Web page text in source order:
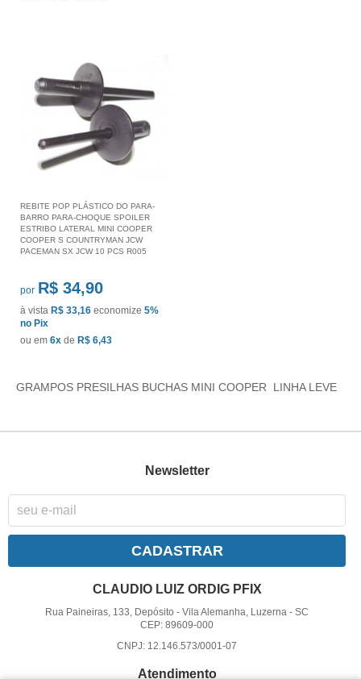
REBITE POP PLÁSTICO DO PARA-
BARRO PARA-CHOQUE SPOILER
ESTRIBO LATERAL MINI COOPER
COOPER S COUNTRYMAN JCW
PACEMAN SX JCW 10 PCS R005
por R$ 34,90
à vista R$ 33,16 economize 5%
no Pix
ou em 6x de R$ 6,43
GRAMPOS PRESILHAS BUCHAS MINI COOPER LINHA LEVE
Newsletter
CADASTRAR
CLAUDIO LUIZ ORDIG PFIX
Rua Paineiras, 133, Depósito -Vila Alemanha, Luzerna -SC
CEP: 89609-000
CNPJ: 12.146.573/0001-07
Atendimento